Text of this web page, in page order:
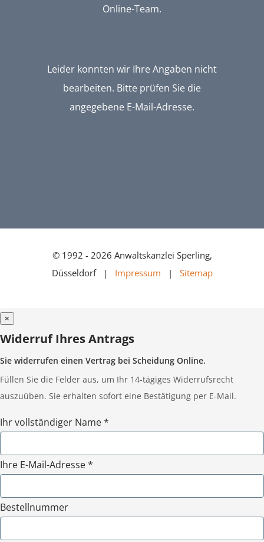
Online-Team.
Leider konnten wir Ihre Angaben nicht
bearbeiten. Bitte prüfen Sie die
angegebene E-Mail-Adresse.
© 1992 - 2026 Anwaltskanzlei Sperling,
Düsseldorf | Impressum | Sitemap
×
Widerruf Ihres Antrags
Sie widerrufen einen Vertrag bei Scheidung Online.
Füllen Sie die Felder aus, um Ihr 14-tägiges Widerrufsrecht
auszuüben. Sie erhalten sofort eine Bestätigung per E-Mail.
Ihr vollständiger Name *
Ihre E-Mail-Adresse *
Bestellnummer